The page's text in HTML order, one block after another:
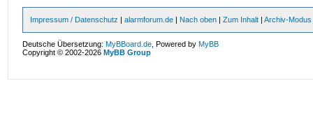
Impressum / Datenschutz |alarmforum.de | Nach oben |Zum Inhalt |Archiv-Modus
Deutsche Übersetzung:MyBBoard.de , Powered byMyBB
Copyright © 2002-2026MyBB Group